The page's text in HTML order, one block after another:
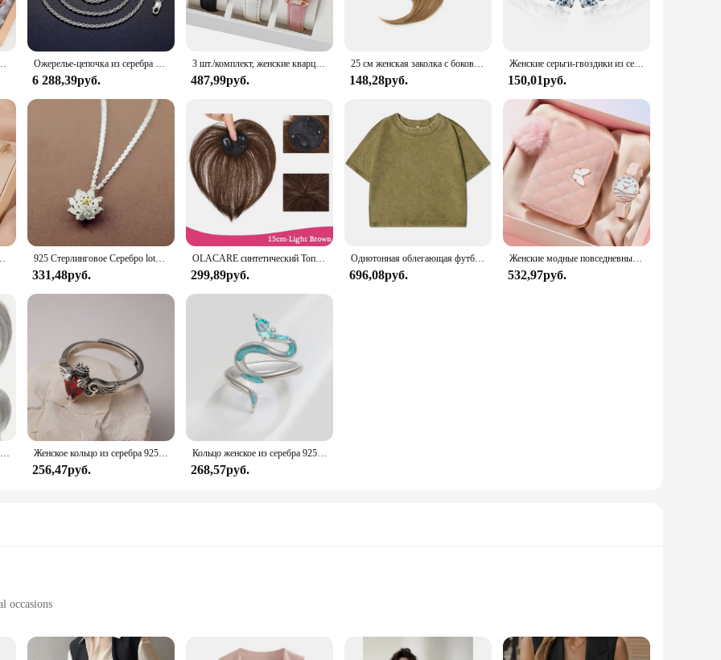
очки, Женские кварцевые наручные часы с циферблатом железной башни, платье C Ожерелье-цепочка из серебра 2,5 пробы, мм
6 288,39руб.
3 шт./комплект, женские кварцевые часы с кожаным ремешком
487,99руб.
25 см женская заколка с боковой челкой, натуральная толстая матовая челка для наращивания волос на лбу, черная, коричневая, светлая челка, парик с бахромой, шиньоны
148,28руб.
Женские серьги-гвоздики из серебра 925 пробы, с цирконом
150,01руб.
модный простой браслет, набор часов 925 Стерлинговое Серебро lotus ожерелья и кулоны для женщин Высокое качество Стерлинговое Серебро-ювелирные изделия
331,48руб.
OLACARE синтетический Топпер шиньон накладной челка с зажимом удлинение челки натуральная накладная бахрома Невидимый Клоуз шиньон для женщин
299,89руб.
Однотонная облегающая футболка с эффектом потертости, женские модные мягкие хлопковые футболки, повседневная спортивная крутая ретро одежда с коротким рукавом для женщин
696,08руб.
Женские модные повседневные кожаные часы и плюшевый шар украшение бабочка кошелек набор кварцевые наручные часы платье часы Montre Femme
532,97руб.
SUNYAGE зажим в натуральные синтетические волосы челки бахрома волосы куски средней части удлинение волос Topper для женщин выпадение волос Женское кольцо из серебра 925 пробы с красным Цирконом
256,47руб.
Кольцо женское из серебра 925 пробы с голубым цветом
268,57руб.
occasions